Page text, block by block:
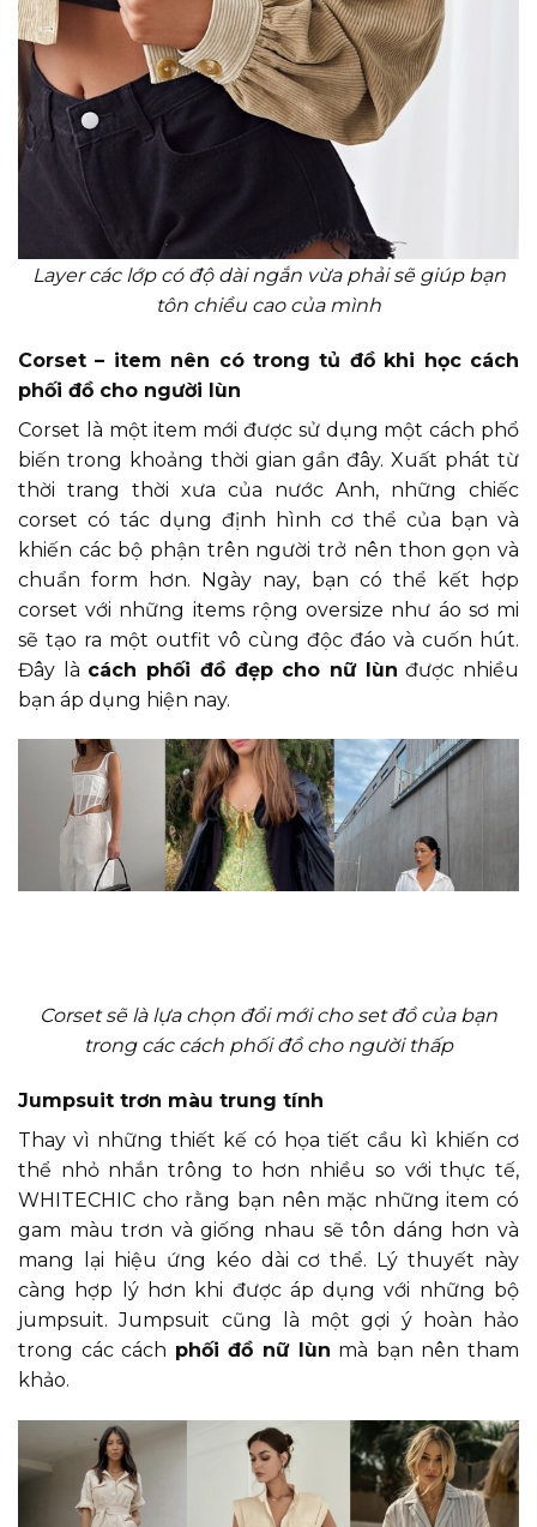
Layer các lớp có độ dài ngắn vừa phải sẽ giúp bạn
tôn chiều cao của mình
Corset – item nên có trong tủ đồ khi học cách
phối đồ cho người lùn
Corset là một item mới được sử dụng một cách phổ
biến trong khoảng thời gian gần đây. Xuất phát từ
thời trang thời xưa của nước Anh, những chiếc
corset có tác dụng định hình cơ thể của bạn và
khiến các bộ phận trên người trở nên thon gọn và
chuẩn form hơn. Ngày nay, bạn có thể kết hợp
corset với những items rộng oversize như áo sơ mi
sẽ tạo ra một outfit vô cùng độc đáo và cuốn hút.
Đây là cách phối đồ đẹp cho nữ lùn được nhiều
bạn áp dụng hiện nay.
Corset sẽ là lựa chọn đổi mới cho set đồ của bạn
trong các cách phối đồ cho người thấp
Jumpsuit trơn màu trung tính
Thay vì những thiết kế có họa tiết cầu kì khiến cơ
thể nhỏ nhắn trông to hơn nhiều so với thực tế,
WHITECHIC cho rằng bạn nên mặc những item có
gam màu trơn và giống nhau sẽ tôn dáng hơn và
mang lại hiệu ứng kéo dài cơ thể. Lý thuyết này
càng hợp lý hơn khi được áp dụng với những bộ
jumpsuit. Jumpsuit cũng là một gợi ý hoàn hảo
trong các cách phối đồ nữ lùn mà bạn nên tham
khảo.